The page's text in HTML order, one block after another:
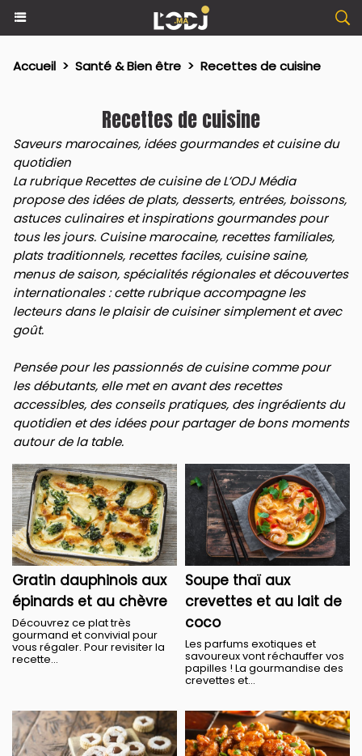
Accueil > Santé & Bien être > Recettes de cuisine
Recettes de cuisine
Saveurs marocaines, idées gourmandes et cuisine du
quotidien
La rubrique Recettes de cuisine de L’ODJ Média
propose des idées de plats, desserts, entrées, boissons,
astuces culinaires et inspirations gourmandes pour
tous les jours. Cuisine marocaine, recettes familiales,
plats traditionnels, recettes faciles, cuisine saine,
menus de saison, spécialités régionales et découvertes
internationales : cette rubrique accompagne les
lecteurs dans le plaisir de cuisiner simplement et avec
goût.
Pensée pour les passionnés de cuisine comme pour
les débutants, elle met en avant des recettes
accessibles, des conseils pratiques, des ingrédients du
quotidien et des idées pour partager de bons moments
autour de la table.
Gratin dauphinois aux
épinards et au chèvre
Découvrez ce plat très
gourmand et convivial pour
vous régaler. Pour revisiter la
recette...
Soupe thaï aux
crevettes et au lait de
coco
Les parfums exotiques et
savoureux vont réchauffer vos
papilles ! La gourmandise des
crevettes et...